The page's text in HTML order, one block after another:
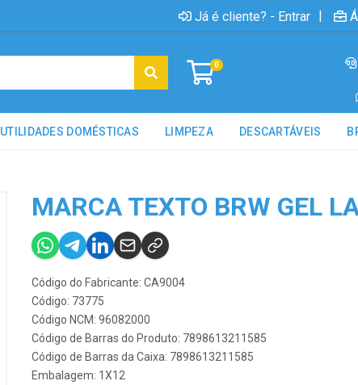
Já é cliente? - Entrar |
0
UTILIDADES DOMÉSTICAS LIMPEZA DESCARTÁVEIS
MARCA TEXTO BRW GEL
Código do Fabricante: CA9004
Código: 73775
Código NCM: 96082000
Código de Barras do Produto: 7898613211585
Código de Barras da Caixa: 7898613211585
Embalagem: 1X12